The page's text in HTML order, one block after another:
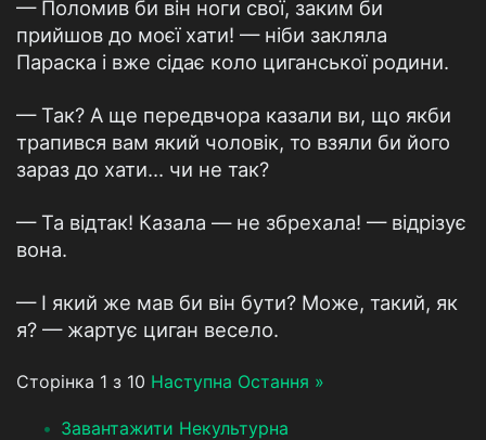
— Поломив би він ноги свої, заким би
прийшов до моєї хати! — ніби закляла
Параска і вже сідає коло циганської родини.
— Так? А ще передвчора казали ви, що якби
трапився вам який чоловік, то взяли би його
зараз до хати... чи не так?
— Та відтак! Казала — не збрехала! — відрізує
вона.
— І який же мав би він бути? Може, такий, як
я? — жартує циган весело.
Сторінка 1 з 10 Наступна Остання »
Завантажити Некультурна